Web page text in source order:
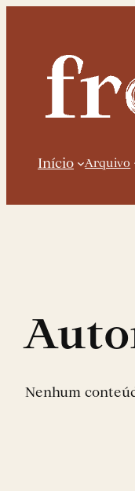
conteúdo
Início Arquivo
Nenhum